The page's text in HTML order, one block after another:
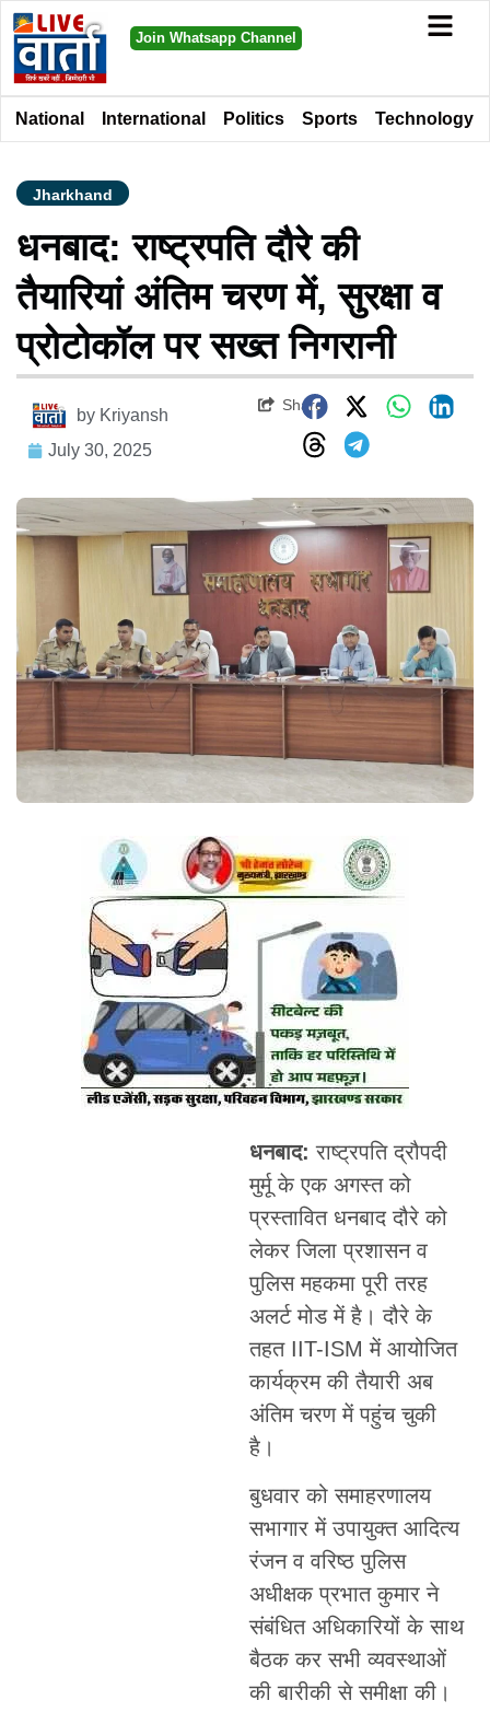
Join Whatsapp Channel
National International Politics Sports Technology
Jharkhand
धनबाद: राष्ट्रपति दौरे की
तैयारियां अंतिम चरण में, सुरक्षा व
प्रोटोकॉल पर सख्त निगरानी
by Kriyansh
July 30, 2025
Share
धनबाद:राष्ट्रपति द्रौपदी
मुर्मू के एक अगस्त को
प्रस्तावित धनबाद दौरे को
लेकर जिला प्रशासन व
पुलिस महकमा पूरी तरह
अलर्ट मोड में है। दौरे के
तहत IIT-ISM में आयोजित
कार्यक्रम की तैयारी अब
अंतिम चरण में पहुंच चुकी
है।
बुधवार को समाहरणालय
सभागार में उपायुक्त आदित्य
रंजन व वरिष्ठ पुलिस
अधीक्षक प्रभात कुमार ने
संबंधित अधिकारियों के साथ
बैठक कर सभी व्यवस्थाओं
की बारीकी से समीक्षा की।